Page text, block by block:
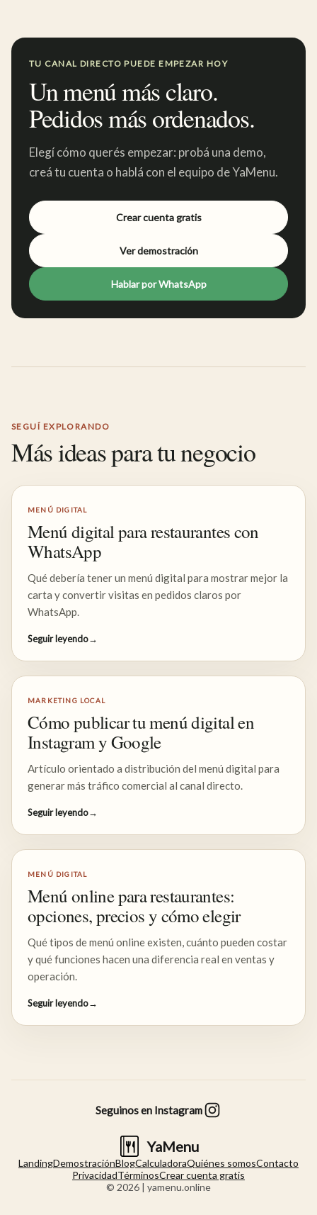
TU CANAL DIRECTO PUEDE EMPEZAR HOY
Un menú más claro.
Pedidos más ordenados.
Elegí cómo querés empezar: probá una demo,
creá tu cuenta o hablá con el equipo de YaMenu.
Crear cuenta gratis
Ver demostración
Hablar por WhatsApp
SEGUÍ EXPLORANDO
Más ideas para tu negocio
MENÚ DIGITAL
Menú digital para restaurantes con
WhatsApp
Qué debería tener un menú digital para mostrar mejor la
carta y convertir visitas en pedidos claros por
WhatsApp.
Seguir leyendo→
MARKETING LOCAL
Cómo publicar tu menú digital en
Instagram y Google
Artículo orientado a distribución del menú digital para
generar más tráfico comercial al canal directo.
Seguir leyendo→
MENÚ DIGITAL
Menú online para restaurantes:
opciones, precios y cómo elegir
Qué tipos de menú online existen, cuánto pueden costar
y qué funciones hacen una diferencia real en ventas y
operación.
Seguir leyendo→
Seguinos en Instagram
YaMenu
LandingDemostraciónBlogCalculadoraQuiénes somosContacto
PrivacidadTérminosCrear cuenta gratis
© 2026 | yamenu.online